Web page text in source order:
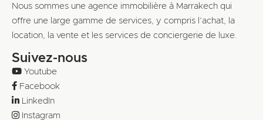
Nous sommes une agence immobilière à Marrakech qui
offre une large gamme de services, y compris l’achat, la
location, la vente et les services de conciergerie de luxe.
Suivez-nous
Youtube
Facebook
LinkedIn
Instagram